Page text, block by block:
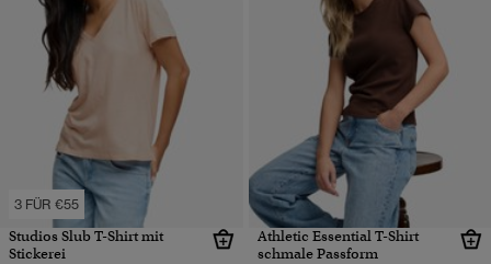
3 FÜR €55
Studios Slub T-Shirt mit
Stickerei
Athletic Essential T-Shirt
schmale Passform